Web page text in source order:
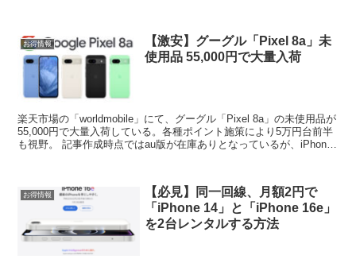
お得情報
【激安】グーグル「Pixel 8a」未
使用品 55,000円で大量入荷
楽天市場の「worldmobile」にて、グーグル「Pixel 8a」の未使用品が
55,000円で大量入荷している。各種ポイント施策により5万円台前半
も視野。 記事作成時点ではau版が在庫ありとなっているが、iPhone
お得情報
【必見】同一回線、月額2円で
「iPhone 14」と「iPhone 16e」
を2台レンタルする方法